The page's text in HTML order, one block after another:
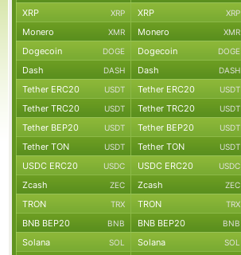
XRP XRP XRP XRP
Monero XMR Monero XMR
Dogecoin DOGE Dogecoin DOGE
Dash DASH Dash DASH
Tether ERC20 USDT Tether ERC20 USDT
Tether TRC20 USDT Tether TRC20 USDT
Tether BEP20 USDT Tether BEP20 USDT
Tether TON USDT Tether TON USDT
USDC ERC20 USDC USDC ERC20 USDC
Zcash ZEC Zcash ZEC
TRON TRX TRON TRX
BNB BEP20 BNB BNB BEP20 BNB
Solana SOL Solana SOL